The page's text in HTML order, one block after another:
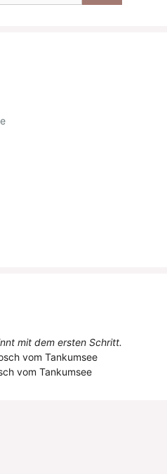
mit dem ersten Schritt.
vom Tankumsee